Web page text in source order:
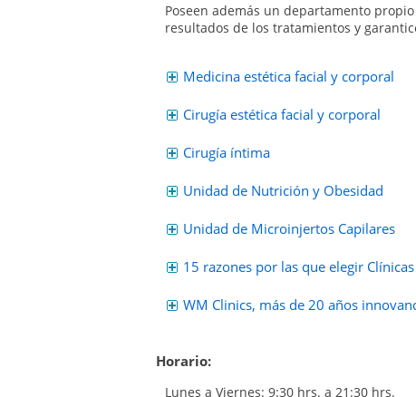
Poseen además un departamento
resultados de los tratamientos y
Medicina estética facial y corporal
Cirugía estética facial y corporal
Cirugía íntima
Unidad de Nutrición y Obesidad
Unidad de Microinjertos Capilares
15 razones por las que elegir
WM Clinics, más de 20 años
Horario:
Lunes a Viernes: 9:30 hrs. a 21:30 hrs.